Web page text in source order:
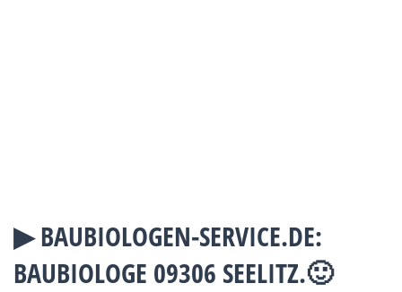
▶︎ BAUBIOLOGEN-SERVICE.DE:
BAUBIOLOGE 09306 SEELITZ.🙂